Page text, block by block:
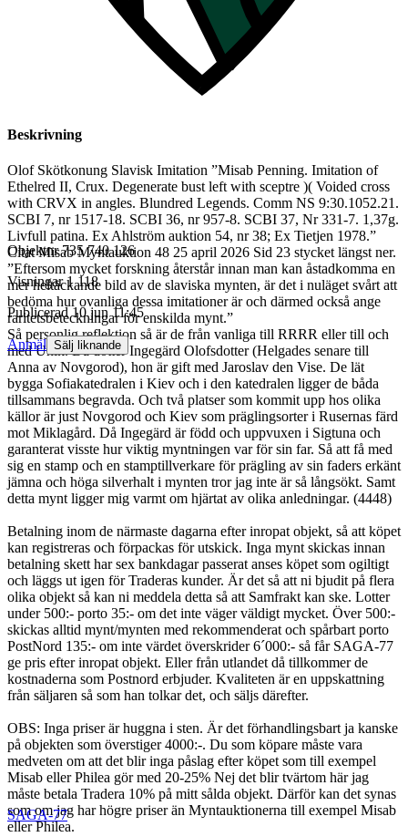
Beskrivning
Olof Skötkonung Slavisk Imitation ”Misab Penning. Imitation of
Ethelred II, Crux. Degenerate bust left with sceptre )( Voided cross
with CRVX in angles. Blundred Legends. Comm NS 9:30.1052.21.
SCBI 7, nr 1517-18. SCBI 36, nr 957-8. SCBI 37, Nr 331-7. 1,37g.
Livfull patina. Ex Ahlström auktion 54, nr 38; Ex Tietjen 1978.”
Citat Misab Myntauktion 48 25 april 2026 Sid 23 stycket längst ner.
”Eftersom mycket forskning återstår innan man kan åstadkomma en
mer heltäckande bild av de slaviska mynten, är det i nuläget svårt att
bedöma hur ovanliga dessa imitationer är och därmed också ange
raritetsbeteckningar för enskilda mynt.”
Så personlig reflektion så är de från vanliga till RRRR eller till och
med Unik. Då dotter Ingegärd Olofsdotter (Helgades senare till
Anna av Novgorod), hon är gift med Jaroslav den Vise. De lät
bygga Sofiakatedralen i Kiev och i den katedralen ligger de båda
tillsammans begravda. Och två platser som kommit upp hos olika
källor är just Novgorod och Kiev som präglingsorter i Rusernas färd
mot Miklagård. Då Ingegärd är född och uppvuxen i Sigtuna och
garanterat visste hur viktig myntningen var för sin far. Så att få med
sig en stamp och en stamptillverkare för prägling av sin faders erkänt
jämna och höga silverhalt i mynten tror jag inte är så långsökt. Samt
detta mynt ligger mig varmt om hjärtat av olika anledningar. (4448)
Betalning inom de närmaste dagarna efter inropat objekt, så att köpet
kan registreras och förpackas för utskick. Inga mynt skickas innan
betalning skett har sex bankdagar passerat anses köpet som ogiltigt
och läggs ut igen för Traderas kunder. Är det så att ni bjudit på flera
olika objekt så kan ni meddela detta så att Samfrakt kan ske. Lotter
under 500:- porto 35:- om det inte väger väldigt mycket. Över 500:-
skickas alltid mynt/mynten med rekommenderat och spårbart porto
PostNord 135:- om inte värdet överskrider 6´000:- så får SAGA-77
ge pris efter inropat objekt. Eller från utlandet då tillkommer de
kostnaderna som Postnord erbjuder. Kvaliteten är en uppskattning
från säljaren så som han tolkar det, och säljs därefter.
OBS: Inga priser är huggna i sten. Är det förhandlingsbart ja kanske
på objekten som överstiger 4000:-. Du som köpare måste vara
medveten om att det blir inga påslag efter köpet som till exempel
Misab eller Philea gör med 20-25% Nej det blir tvärtom här jag
måste betala Tradera 10% på mitt sålda objekt. Därför kan det synas
som om jag har högre priser än Myntauktionerna till exempel Misab
eller Philea.
Objektnr 735 740 126
Visningar 1 118
Publicerad 10 jun 11:45
Anmäl Sälj liknande
SAGA-77